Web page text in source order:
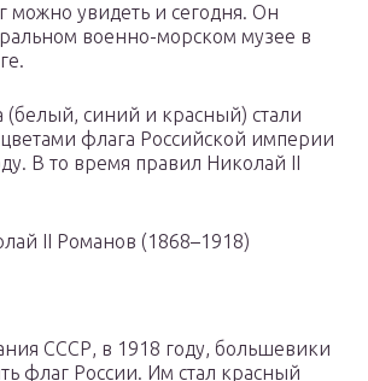
можно увидеть и сегодня. Он
военно-морском музее в
(белый, синий и красный) стали
флага Российской империи
В то время правил Николай II
II Романов (1868–1918)
СССР, в 1918 году, большевики
флаг России. Им стал красный